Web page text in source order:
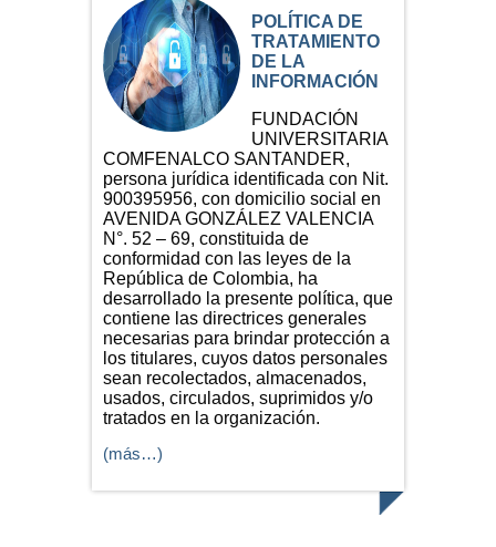
POLÍTICA DE
TRATAMIENTO
DE LA
INFORMACIÓN
FUNDACIÓN
UNIVERSITARIA
COMFENALCO SANTANDER,
persona jurídica identificada con Nit.
900395956, con domicilio social en
AVENIDA GONZÁLEZ VALENCIA
N°. 52 – 69, constituida de
conformidad con las leyes de la
República de Colombia, ha
desarrollado la presente política, que
contiene las directrices generales
necesarias para brindar protección a
los titulares, cuyos datos personales
sean recolectados, almacenados,
usados, circulados, suprimidos y/o
tratados en la organización.
(más…)